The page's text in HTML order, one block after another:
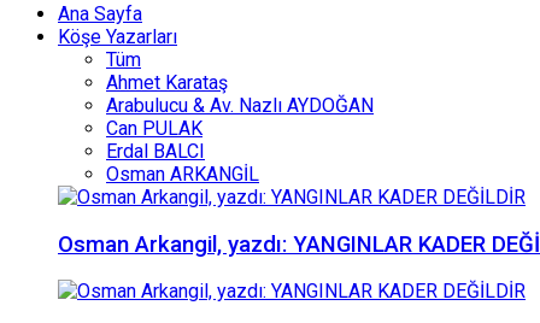
Ana Sayfa
Köşe Yazarları
Tüm
Ahmet Karataş
Arabulucu & Av. Nazlı AYDOĞAN
Can PULAK
Erdal BALCI
Osman ARKANGİL
Osman Arkangil, yazdı: YANGINLAR KADER